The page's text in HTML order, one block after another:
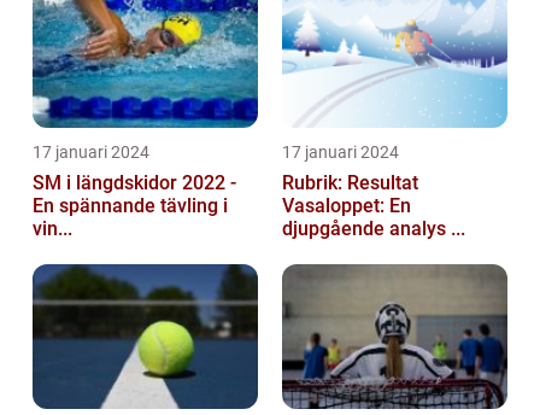
17 januari 2024
SM i längdskidor 2022 -
En spännande tävling i
vin...
17 januari 2024
Rubrik: Resultat
Vasaloppet: En
djupgående analys ...